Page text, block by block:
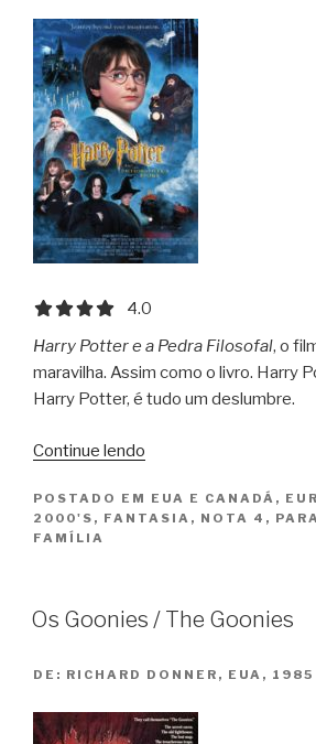
4.0 out of 5.0 stars
4.0
Harry Potter e a Pedra Filosofal, o
maravilha. Assim como o livro. Harry
Harry Potter, é tudo um deslumbre.
Continue lendo
e
a
Harry
the
POSTADO EM EUA E CANADÁ ,
2000'S , FANTASIA , NOTA 4 ,
FAMÍLIA
Os Goonies / The Goonies
DE: RICHARD DONNER, EUA, 1985